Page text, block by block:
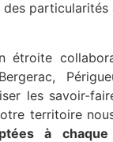
étroite
les savoir-
territoire
à